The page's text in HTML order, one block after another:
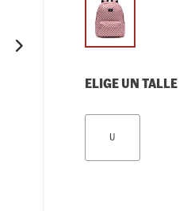
ELIGE UN TALLE
U